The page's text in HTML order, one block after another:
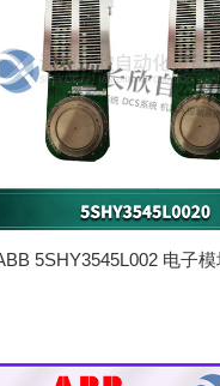
5SHY3545L002 电子